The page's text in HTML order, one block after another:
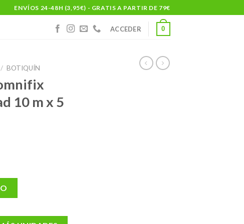
ENVÍOS 24-48H (3,95€) - GRATIS A PARTIR DE 79€
ACCEDER 0
/ BOTIQUÍN
10 m x 5